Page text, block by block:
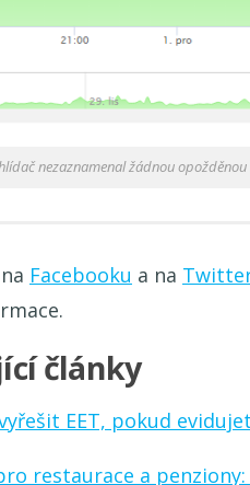
nezaznamenal žádnou
Facebooku a na
články
EET, pokud
restaurace a